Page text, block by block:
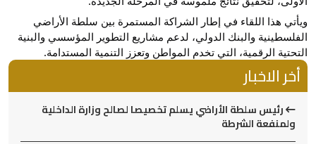
ويأتي هذا اللقاء في إطار الشراكة المستمرة بين سلطة الأراضي
الفلسطينية والبنك الدولي، لدعم مشاريع التطوير المؤسسي والبنية
التحتية الرقمية، التي تخدم المواطن وتعزز التنمية المستدامة.
أخر الاخبار
رئيس سلطة الأراضي يسلم تخصيصا لصالح وزارة الداخلية
ولمنفعة الشرطة